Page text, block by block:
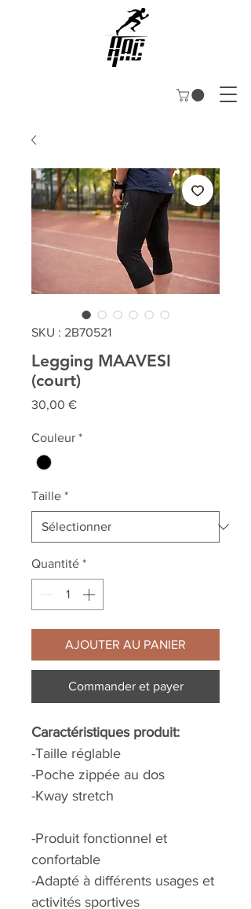
SKU : 2B70521
Legging MAAVESI
(court)
30,00 €Prix
Couleur *
Taille *
Quantité *
AJOUTER AU PANIER
Commander et payer
Caractéristiques produit:
-Taille réglable
-Poche zippée au dos
-Kway stretch
-Produit fonctionnel et
confortable
-Adapté à différents usages et
activités sportives